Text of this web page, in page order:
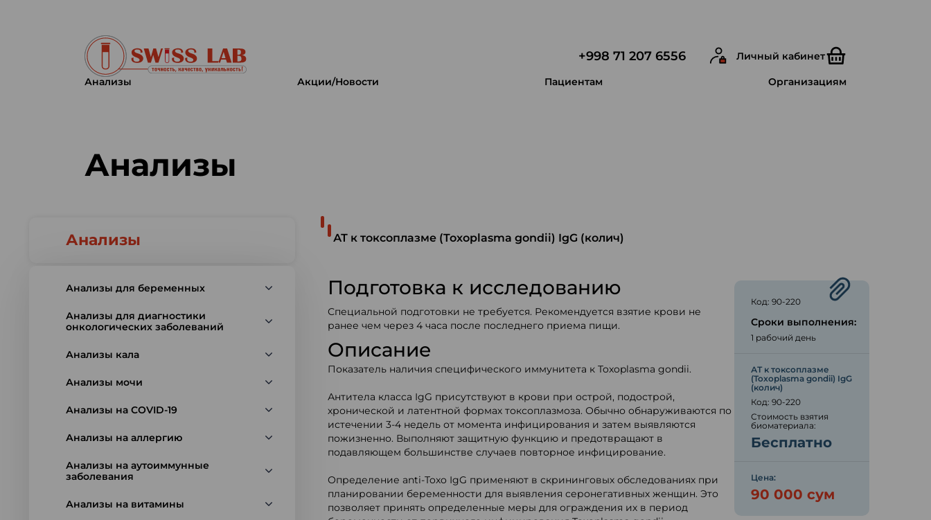
+998 71 207 6556 Личный кабинет
Анализы Акции/Новости Пациентам Организациям
Анализы
Анализы
Анализы для беременных
Анализы для диагностики
онкологических заболеваний
Анализы кала
Анализы мочи
Анализы на COVID-19
Анализы на аллергию
Анализы на аутоиммунные
заболевания
Анализы на витамины
АТ к токсоплазме (Toxoplasma gondii) IgG (колич)
Подготовка к исследованию
Специальной подготовки не требуется. Рекомендуется взятие крови не
ранее чем через 4 часа после последнего приема пищи.
Описание
Показатель наличия специфического иммунитета к Toxoplasma gondii.
Антитела класса IgG присутствуют в крови при острой, подострой,
хронической и латентной формах токсоплазмоза. Обычно обнаруживаются по
истечении 3-4 недель от момента инфицирования и затем выявляются
пожизненно. Выполняют защитную функцию и предотвращают в
подавляющем большинстве случаев повторное инфицирование.
Определение anti-Toxo IgG применяют в скрининговых обследованиях при
планировании беременности для выявления серонегативных женщин. Это
позволяет принять определенные меры для ограждения их в период
Код: 90-220
Сроки выполнения:
1 рабочий день
АТ к токсоплазме
(Toxoplasma gondii) IgG
(колич)
Код: 90-220
Стоимость взятия
биоматериала:
Бесплатно
Цена:
90 000 сум